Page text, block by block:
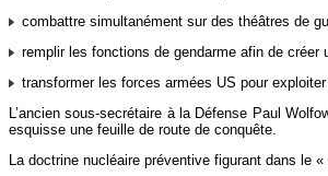
combattre simultanément sur des théâtres de
remplir les fonctions de gendarme afin de
transformer les forces armées US pour
L’ancien sous-secrétaire à la Défense Paul
esquisse une feuille de route de conquête.
La doctrine nucléaire préventive figurant dans le